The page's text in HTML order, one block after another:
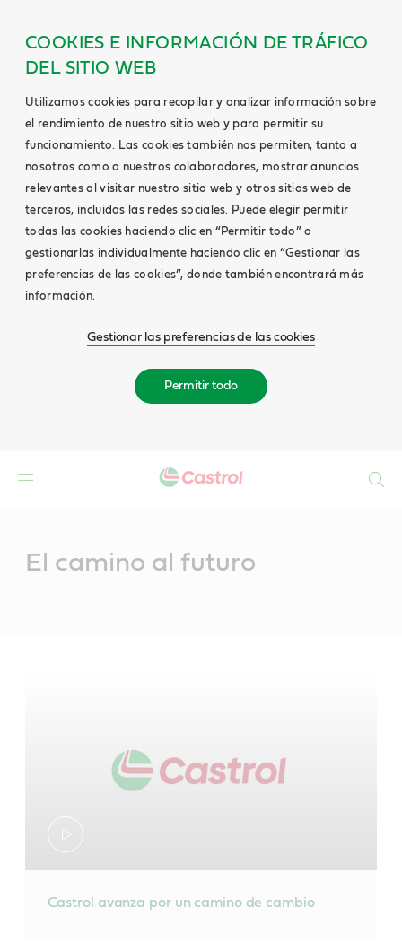
COOKIES E INFORMACIÓN DE TRÁFICO
DEL SITIO WEB
Utilizamos cookies para recopilar y analizar información sobre
el rendimiento de nuestro sitio web y para permitir su
funcionamiento. Las cookies también nos permiten, tanto a
nosotros como a nuestros colaboradores, mostrar anuncios
relevantes al visitar nuestro sitio web y otros sitios web de
terceros, incluidas las redes sociales. Puede elegir permitir
todas las cookies haciendo clic en “Permitir todo” o
gestionarlas individualmente haciendo clic en “Gestionar las
preferencias de las cookies”, donde también encontrará más
información.
Gestionar las preferencias de las cookies
Permitir todo
El camino al futuro
Castrol avanza por un camino de cambio